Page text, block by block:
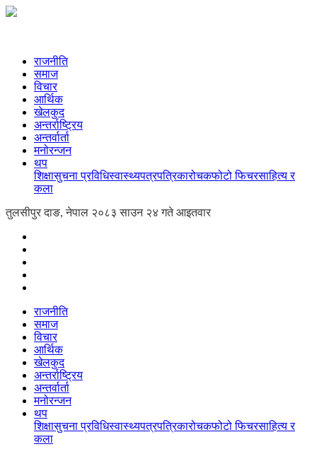
राजनीति
समाज
विचार
आर्थिक
खेलकुद
अन्तर्राष्ट्रिय
अन्तर्वार्ता
मनोरन्जन
थप
शिक्षासुचना प्रविधिस्वास्थ्यपत्रपत्रिकारोचकफोटो फिचरसाहित्य र
कला
तुलसीपुर दाङ, नेपाल २०८३ साउन २४ गते आइतवार
राजनीति
समाज
विचार
आर्थिक
खेलकुद
अन्तर्राष्ट्रिय
अन्तर्वार्ता
मनोरन्जन
थप
शिक्षासुचना प्रविधिस्वास्थ्यपत्रपत्रिकारोचकफोटो फिचरसाहित्य र
कला